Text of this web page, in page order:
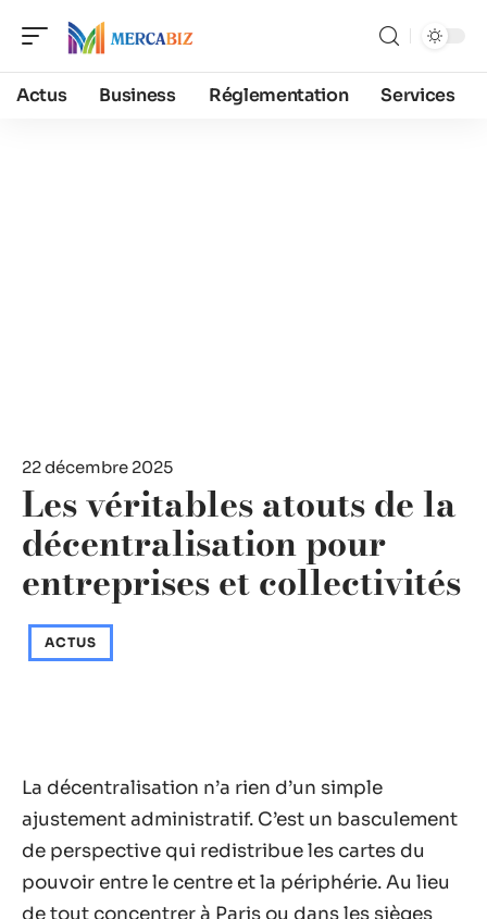
Actus Business Réglementation Services
22 décembre 2025
Les véritables atouts de la
décentralisation pour
entreprises et collectivités
ACTUS
La décentralisation n’a rien d’un simple
ajustement administratif. C’est un basculement
de perspective qui redistribue les cartes du
pouvoir entre le centre et la périphérie. Au lieu
de tout concentrer à Paris ou dans les sièges